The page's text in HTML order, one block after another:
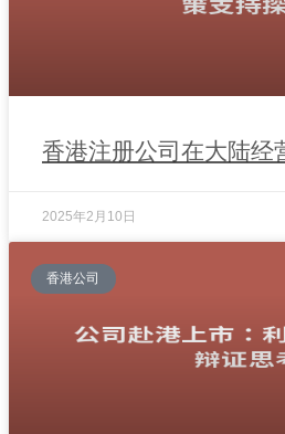
香港注册公司在大陆经
2025年2月10日
香港公司